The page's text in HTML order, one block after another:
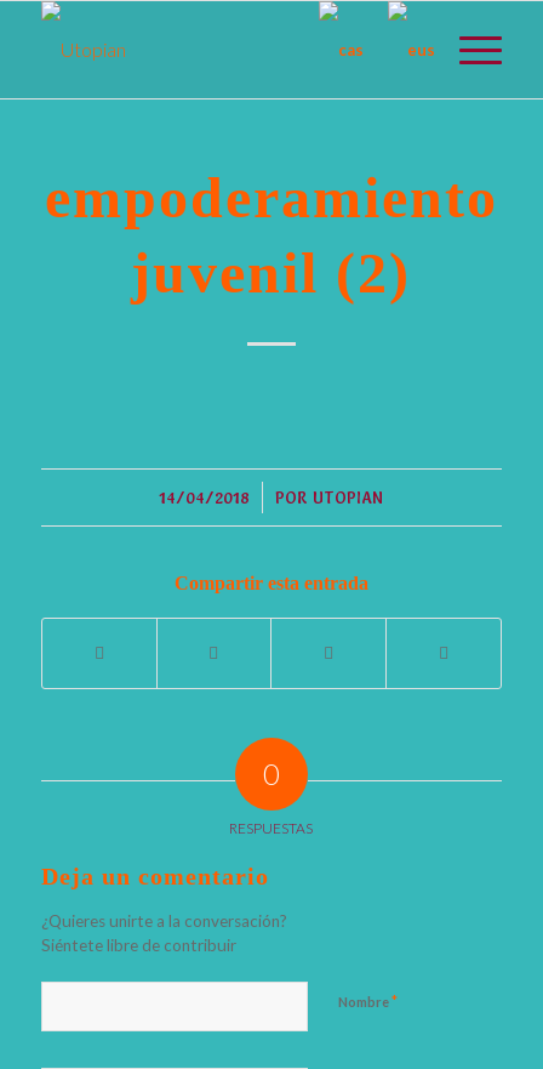
empoderamiento
juvenil (2)
14/04/2018
/ POR UTOPIAN
Compartir esta entrada
0
RESPUESTAS
Deja un comentario
¿Quieres unirte a la conversación?
Siéntete libre de contribuir
Nombre*